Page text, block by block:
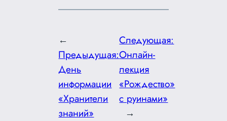
←
Предыдущая:
День
информации
«Хранители
знаний»
Следующая:
Онлайн-
лекция
«Рождество»
с руинами»
→